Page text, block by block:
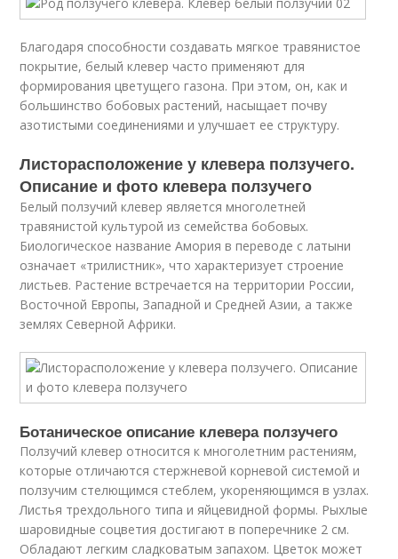
Благодаря способности создавать мягкое травянистое
покрытие, белый клевер часто применяют для
формирования цветущего газона. При этом, он, как и
большинство бобовых растений, насыщает почву
азотистыми соединениями и улучшает ее структуру.
Листорасположение у клевера ползучего.
Описание и фото клевера ползучего
Белый ползучий клевер является многолетней
травянистой культурой из семейства бобовых.
Биологическое название Амория в переводе с латыни
означает «трилистник», что характеризует строение
листьев. Растение встречается на территории России,
Восточной Европы, Западной и Средней Азии, а также
землях Северной Африки.
Ботаническое описание клевера ползучего
Ползучий клевер относится к многолетним растениям,
которые отличаются стержневой корневой системой и
ползучим стелющимся стеблем, укореняющимся в узлах.
Листья трехдольного типа и яйцевидной формы. Рыхлые
шаровидные соцветия достигают в поперечнике 2 см.
Обладают легким сладковатым запахом. Цветок может